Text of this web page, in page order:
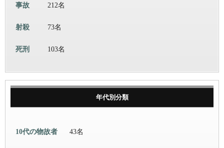
事故 212名
射殺 73名
死刑 103名
年代別分類
10代の物故者 43名